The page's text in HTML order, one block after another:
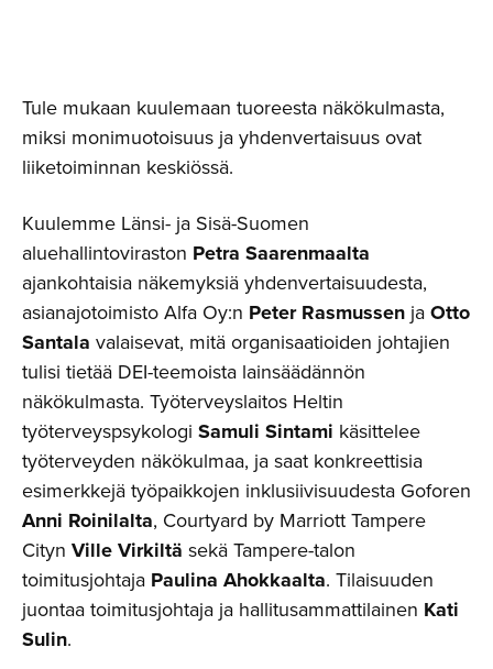
Tule mukaan kuulemaan tuoreesta näkökulmasta,
miksi monimuotoisuus ja yhdenvertaisuus ovat
liiketoiminnan keskiössä.
Kuulemme Länsi- ja Sisä-Suomen
aluehallintoviraston Petra Saarenmaalta
ajankohtaisia näkemyksiä yhdenvertaisuudesta,
asianajotoimisto Alfa Oy:n Peter Rasmussen jaOtto
Santala valaisevat, mitä organisaatioiden johtajien
tulisi tietää DEI-teemoista lainsäädännön
näkökulmasta. Työterveyslaitos Heltin
työterveyspsykologi Samuli Sintami käsittelee
työterveyden näkökulmaa, ja saat konkreettisia
esimerkkejä työpaikkojen inklusiivisuudesta Goforen
Anni Roinilalta, Courtyard by Marriott Tampere
Cityn Ville Virkiltä sekä Tampere-talon
toimitusjohtaja Paulina Ahokkaalta. Tilaisuuden
juontaa toimitusjohtaja ja hallitusammattilainen Kati
Sulin.